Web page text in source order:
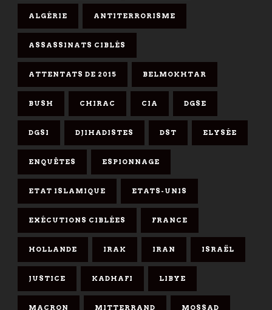
ALGÉRIE ANTITERRORISME
ASSASSINATS CIBLÉS
ATTENTATS DE 2015 BELMOKHTAR
BUSH CHIRAC CIA DGSE
DGSI DJIHADISTES DST ELYSÉE
ENQUÊTES ESPIONNAGE
ETAT ISLAMIQUE ETATS-UNIS
EXÉCUTIONS CIBLÉES FRANCE
HOLLANDE IRAK IRAN ISRAËL
JUSTICE KADHAFI LIBYE
MACRON MITTERRAND MOSSAD